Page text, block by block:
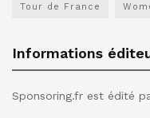
Tour de France
Informations
Sponsoring.fr est édité